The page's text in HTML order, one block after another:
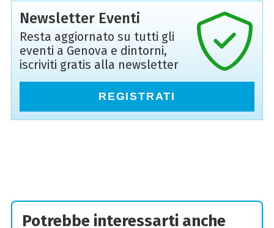
Newsletter Eventi
Resta aggiornato su tutti gli
eventi a Genova e dintorni,
iscriviti gratis alla newsletter
REGISTRATI
Potrebbe interessarti anche